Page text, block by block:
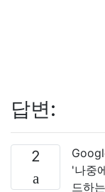
답변:
2
'나중
드하